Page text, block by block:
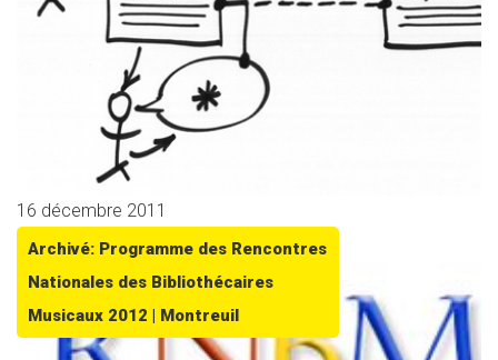
16 décembre 2011
Archivé: Programme des Rencontres
Nationales des Bibliothécaires
Musicaux 2012 | Montreuil